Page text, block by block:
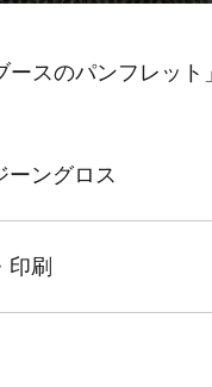
スのパンフレット
ーングロス
印刷